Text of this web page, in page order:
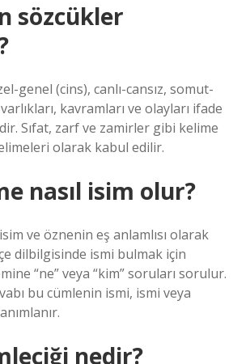
sözcükler
genel (cins), canlı-cansız, somut-
kavramları ve olayları ifade
Sıfat, zarf ve zamirler gibi kelime
olarak kabul edilir.
nasıl isim olur?
ve öznenin eş anlamlısı olarak
dilbilgisinde ismi bulmak için
“ne” veya “kim” soruları sorulur.
bu cümlenin ismi, ismi veya
nedir?